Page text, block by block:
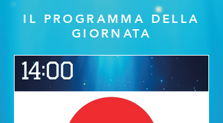
IL PROGRAMMA DELLA
GIORNATA